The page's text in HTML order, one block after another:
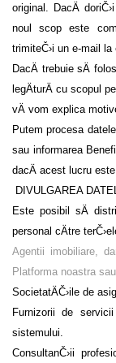
original. DacÄ
noul scop este
trimiteČ›i un e-mail
DacÄ trebuie sÄ
legÄturÄ cu scopul
vÄ vom explica
Putem procesa datele
sau informarea
dacÄ acest lucru
DIVULGAREA
Este posibil sÄ
personal cÄtre
Agentii imobiliare,
Platforma noastra
SocietatÄČ›ile de
Furnizorii de
sistemului.
ConsultanČ›ii